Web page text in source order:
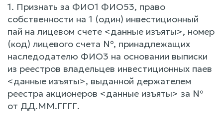
1. Признать за ФИО1 ФИО53, право
собственности на 1 (один) инвестиционный
пай на лицевом счете <данные изъяты>, номер
(код) лицевого счета №, принадлежащих
наследодателю ФИО3 на основании выписки
из реестров владельцев инвестиционных паев
<данные изъяты>, выданной держателем
реестра акционеров <данные изъяты> за №
от ДД.ММ.ГГГГ.